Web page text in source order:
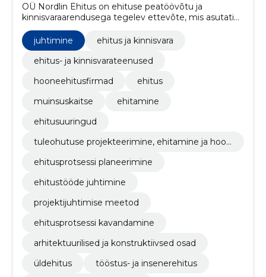
OÜ Nordlin Ehitus on ehituse peatöövõtu ja
kinnisvaraarendusega tegelev ettevõte, mis asutati
2010. aastal. Neljateistkümne tegutsemisaasta
jooksul oleme kasvanud üheks turu juhtivaks
ettevõtteks Eestis.
juhtimine
ehitus ja kinnisvara
ehitus- ja kinnisvarateenused
hooneehitusfirmad
ehitus
muinsuskaitse
ehitamine
ehitusuuringud
tuleohutuse projekteerimine, ehitamine ja hool
ehitusprotsessi planeerimine
ehitustööde juhtimine
projektijuhtimise meetod
ehitusprotsessi kavandamine
arhitektuurilised ja konstruktiivsed osad
üldehitus
tööstus- ja insenerehitus